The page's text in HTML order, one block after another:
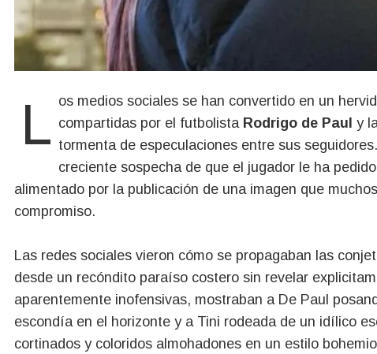
Los medios sociales se han convertido en un hervidero de actividad ante las recientes imágenes compartidas por el futbolista Rodrigo de Paul y
tormenta de especulaciones entre sus
creciente sospecha de que el jugador le ha
alimentado por la publicación de una imagen que
compromiso.
Las redes sociales vieron cómo se propagaban las
desde un recóndito paraíso costero sin revelar
aparentemente inofensivas, mostraban a De Paul
escondía en el horizonte y a Tini rodeada de un idílico
cortinados y coloridos almohadones en un estilo